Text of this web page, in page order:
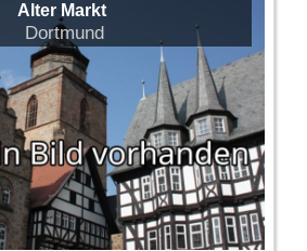
Alter Markt
Dortmund